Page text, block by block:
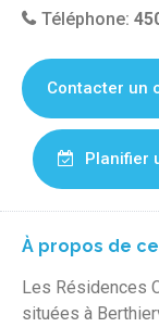
Téléphone:
Contacter un
Planifier
À propos de
Les Résidences
situées à